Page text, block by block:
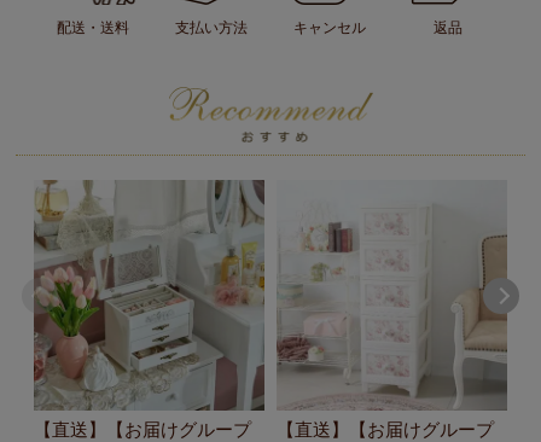
配送・送料 支払い方法 キャンセル 返品
【直送】【お届けグループ
【直送】【お届けグループ